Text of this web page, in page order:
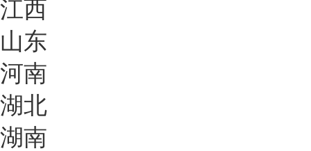
江西
山东
河南
湖北
湖南